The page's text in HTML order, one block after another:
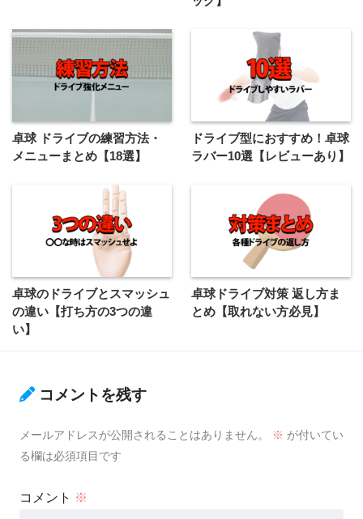
卓球 ドライブの練習方法・
メニューまとめ【18選】
ドライブ型におすすめ！卓球
ラバー10選【レビューあり】
卓球のドライブとスマッシュ
の違い【打ち方の3つの違
い】
卓球ドライブ対策 返し方ま
とめ【取れない方必見】
コメントを残す
メールアドレスが公開されることはありません。 ※ が付いてい
る欄は必須項目です
コメント ※